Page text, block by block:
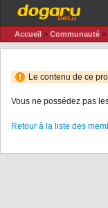
Accueil » Communauté »
Le contenu de ce
Vous ne possédez pas
Retour à la liste des